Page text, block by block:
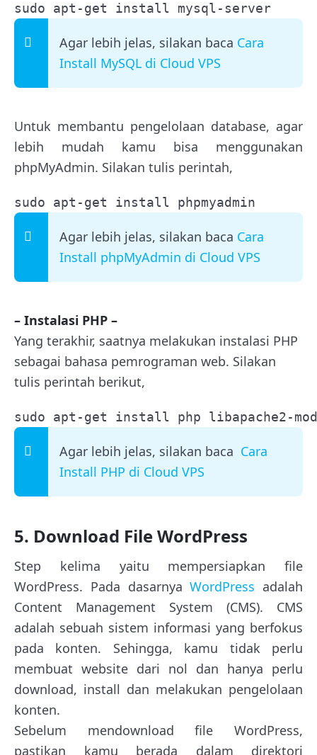
sudo apt-get install mysql-server
Agar lebih jelas, silakan baca Cara
Install MySQL di Cloud VPS
Untuk membantu pengelolaan database, agar
lebih mudah kamu bisa menggunakan
phpMyAdmin. Silakan tulis perintah,
sudo apt-get install phpmyadmin
Agar lebih jelas, silakan baca Cara
Install phpMyAdmin di Cloud VPS
– Instalasi PHP –
Yang terakhir, saatnya melakukan instalasi PHP
sebagai bahasa pemrograman web. Silakan
tulis perintah berikut,
sudo apt-get install php libapache2-
Agar lebih jelas, silakan baca Cara
Install PHP di Cloud VPS
5. Download File WordPress
Step kelima yaitu mempersiapkan file
WordPress. Pada dasarnyaWordPress adalah
Content Management System (CMS). CMS
adalah sebuah sistem informasi yang berfokus
pada konten. Sehingga, kamu tidak perlu
membuat website dari nol dan hanya perlu
download, install dan melakukan pengelolaan
konten.
Sebelum mendownload file WordPress,
pastikan kamu berada dalam direktori